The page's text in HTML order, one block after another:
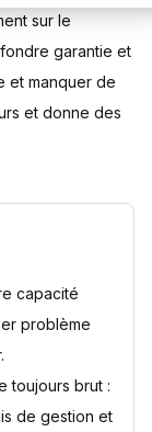
pour investir
bien investir
sur le
garantie et
et manquer de
et donne des
capacité
problème
toujours brut :
de gestion et